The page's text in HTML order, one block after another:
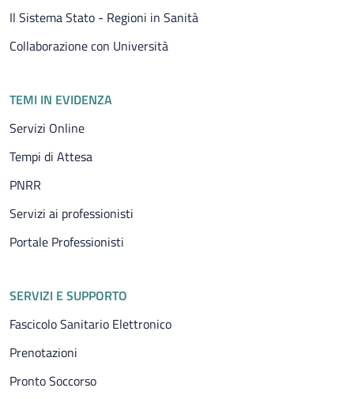
Il Sistema Stato - Regioni in Sanità
Collaborazione con Università
TEMI IN EVIDENZA
Servizi Online
Tempi di Attesa
PNRR
Servizi ai professionisti
Portale Professionisti
SERVIZI E SUPPORTO
Fascicolo Sanitario Elettronico
Prenotazioni
Pronto Soccorso